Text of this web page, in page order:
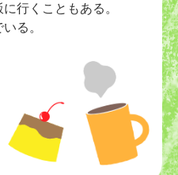
行くこともある。
る。